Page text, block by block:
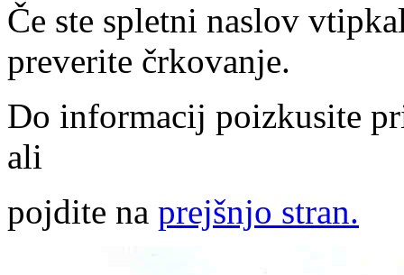
Če ste spletni naslov
preverite črkovanje.
Do informacij poizkusite
ali
pojdite na prejšnjo stran.